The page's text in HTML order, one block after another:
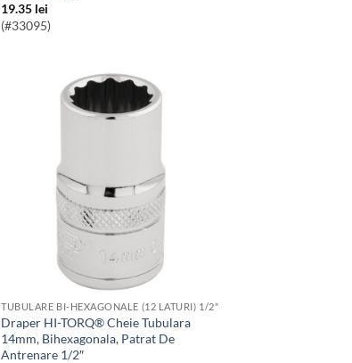
19.35 lei
(#33095)
TUBULARE BI-HEXAGONALE (12 LATURI) 1/2"
Draper HI-TORQ® Cheie Tubulara
14mm, Bihexagonala, Patrat De
Antrenare 1/2″